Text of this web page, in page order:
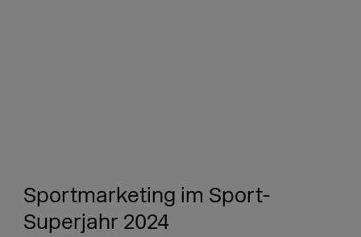
Sportmarketing im Sport-
Superjahr 2024